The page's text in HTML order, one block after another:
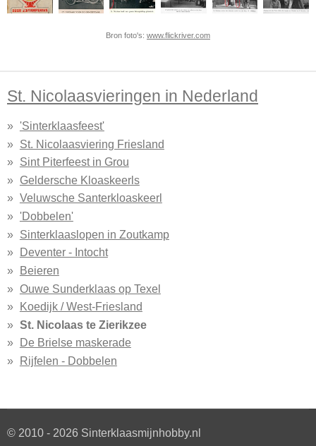
Bron foto's: www.flickriver.com
St. Nicolaasvieringen in Nederland
'Sinterklaasfeest'
St. Nicolaasviering Friesland
Sint Piterfeest in Grou
Geldersche Kloaskeerls
Veluwsche Santerkloaskeerl
'Dobbelen'
Sinterklaaslopen in Zoutkamp
Deventer - Intocht
Beieren
Ouwe Sunderklaas op Texel
Koedijk / West-Friesland
St. Nicolaas te Zierikzee
De Brielse maskerade
Rijfelen - Dobbelen
© 2010 - 2026 Sinterklaasmijnhobby.nl